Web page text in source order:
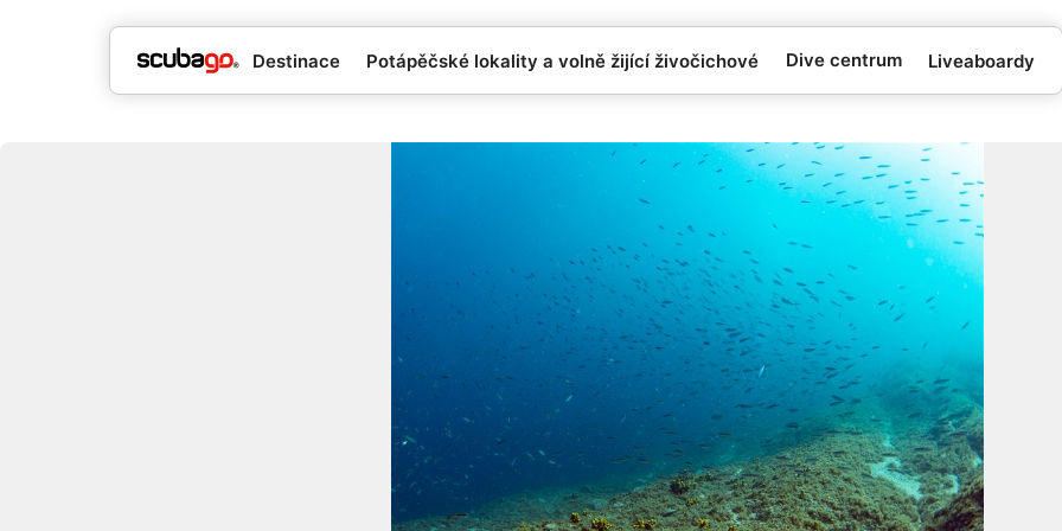
Destinace Potápěčské lokality a volně žijící živočichové Dive centrum Liveaboardy